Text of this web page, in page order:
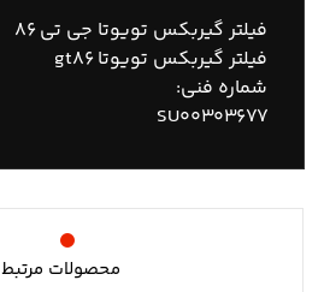
فیلتر گیربکس تویوتا جی تی ۸۶
فیلتر گیربکس تویوتا gt۸۶
شماره فنی:
SU۰۰۳۰۳۶۷۷
محصولات مرتبط